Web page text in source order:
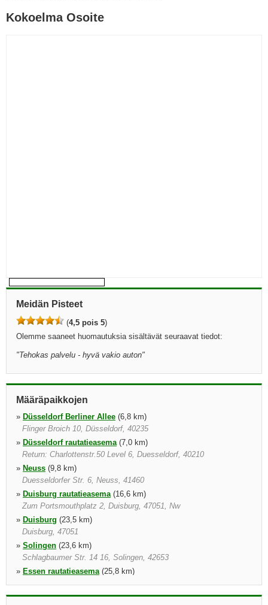
Kokoelma Osoite
Meidän Pisteet
(4,5 pois 5)
Olemme saaneet huomautuksia sisältävät seuraavat tiedot:
"Tehokas palvelu - hyvä vakio auton"
Määräpaikkojen
» Düsseldorf Berliner Allee (6,8 km)
Flinger Broich 10, Düsseldorf, 40235
» Düsseldorf rautatieasema(7,0 km)
Return: Charlottenstr.50 Level 6, Duesseldorf, 40210
» Neuss (9,8 km)
Duesseldorfer Str. 6, Neuss, 41460
» Duisburg rautatieasema(16,6 km)
Zum Portsmouthplatz 2, Duisburg, 47051, Nw
» Duisburg (23,5 km)
Duisburg, 47051
» Solingen (23,6 km)
Schlagbaumer Str. 14 16, Solingen, 42653
» Essen rautatieasema(25,8 km)
Freiheit 3, Essen, 45127
»Essen(25,9 km)